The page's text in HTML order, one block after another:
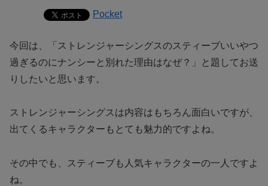
Pocket
今回は、「ストレンジャーシングスのスティーブいいやつ
過ぎるのにナンシーと別れた理由はなぜ？」と題してお送
りしたいと思います。
ストレンジャーシングスは内容はもちろん面白いですが、
出てくるキャラクターもとても魅力的ですよね。
その中でも、スティーブも人気キャラクターの一人ですよ
ね。